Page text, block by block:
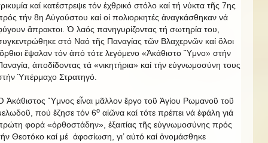
καί κατέστρεψε τόν ἐχθρικό στόλο καί τή νύκτα τῆς 7ης
τήν 8η Αὐγούστου καί οἱ πολιορκητές ἀναγκάσθηκαν νά
ἄπρακτοι. Ὁ λαός πανηγυρίζοντας τή σωτηρία του,
στό Ναό τῆς Παναγίας τῶν Βλαχερνῶν καί ὅλοι
ἔψαλαν τόν ἀπό τότε λεγόμενο «Ἀκάθιστο Ὕμνο» στήν
ἀποδίδοντας τά «νικητήρια» καί τήν εὐγνωμοσύνη τους
Ὑπέρμαχο Στρατηγό.
Ἀκάθιστος Ὕμνος εἶναι μᾶλλον ἔργο τοῦ Ἁγίου Ρωμανοῦ τοῦ
πού ἔζησε τόν 6ο αἰῶνα καί τότε πρέπει νά ἐφάλη γιά
φορά «ὀρθοστάδην», ἐξαιτίας τῆς εὐγνωμοσύνης πρός
Θεοτόκο καί μέ ἀφοσίωση, γι’ αὐτό καί ὀνομάσθηκε